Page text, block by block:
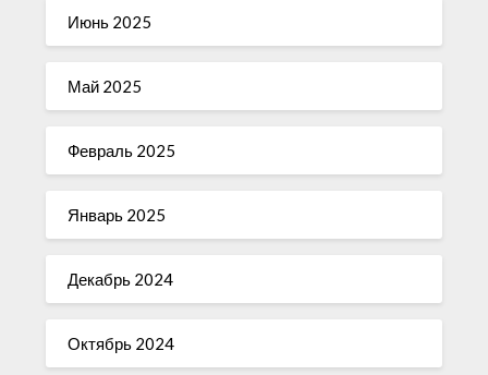
Июнь 2025
Май 2025
Февраль 2025
Январь 2025
Декабрь 2024
Октябрь 2024